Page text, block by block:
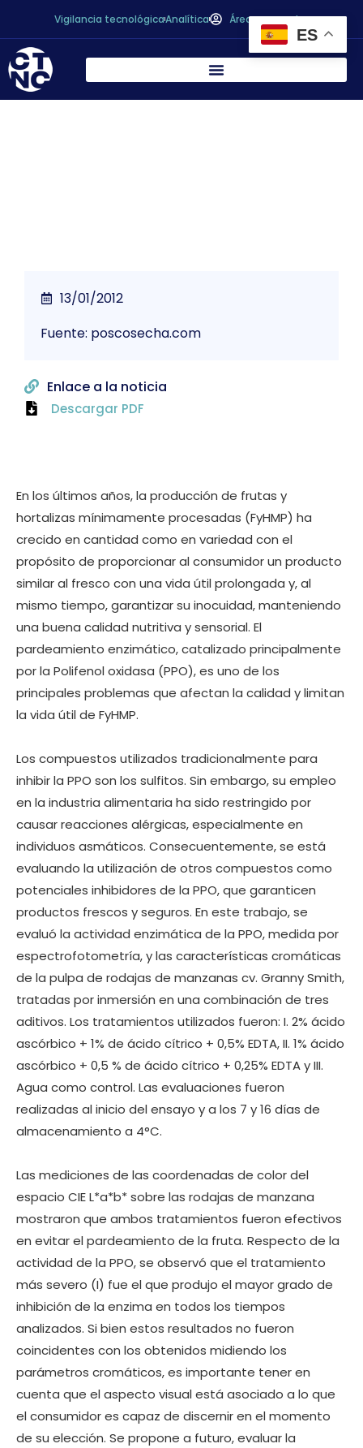
Vigilancia tecnológicaAnalítica Área personal
En los últimos años, la producción de frutas y
hortalizas mínimamente procesadas (FyHMP) ha
crecido en cantidad como en variedad con el
propósito de proporcionar al consumidor un producto
similar al fresco con una vida útil prolongada y, al
mismo tiempo, garantizar su inocuidad, manteniendo
una buena calidad nutritiva y sensorial. El
pardeamiento enzimático, catalizado principalmente
por la Polifenol oxidasa (PPO), es uno de los
principales problemas que afectan la calidad y limitan
la vida útil de FyHMP.
Los compuestos utilizados tradicionalmente para
inhibir la PPO son los sulfitos. Sin embargo, su empleo
en la industria alimentaria ha sido restringido por
causar reacciones alérgicas, especialmente en
individuos asmáticos. Consecuentemente, se está
evaluando la utilización de otros compuestos como
potenciales inhibidores de la PPO, que garanticen
productos frescos y seguros. En este trabajo, se
evaluó la actividad enzimática de la PPO, medida por
espectrofotometría, y las características cromáticas
de la pulpa de rodajas de manzanas cv. Granny Smith,
tratadas por inmersión en una combinación de tres
aditivos. Los tratamientos utilizados fueron: I. 2% ácido
ascórbico + 1% de ácido cítrico + 0,5% EDTA, II. 1% ácido
ascórbico + 0,5 % de ácido cítrico + 0,25% EDTA y III.
Agua como control. Las evaluaciones fueron
realizadas al inicio del ensayo y a los 7 y 16 días de
almacenamiento a 4°C.
Las mediciones de las coordenadas de color del
espacio CIE L*a*b* sobre las rodajas de manzana
mostraron que ambos tratamientos fueron efectivos
en evitar el pardeamiento de la fruta. Respecto de la
actividad de la PPO, se observó que el tratamiento
más severo (I) fue el que produjo el mayor grado de
inhibición de la enzima en todos los tiempos
analizados. Si bien estos resultados no fueron
coincidentes con los obtenidos midiendo los
parámetros cromáticos, es importante tener en
cuenta que el aspecto visual está asociado a lo que
el consumidor es capaz de discernir en el momento
de su elección. Se propone a futuro, evaluar la
13/01/2012
Fuente: poscosecha.com
Enlace a la noticia
Descargar PDF
ES